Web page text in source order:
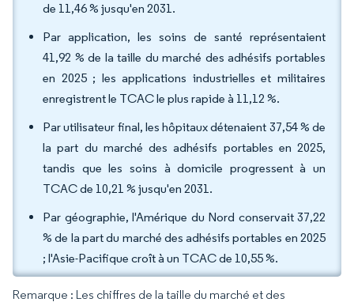
de 11,46 % jusqu'en 2031.
Par application, les soins de santé représentaient
41,92 % de la taille du marché des adhésifs portables
en 2025 ; les applications industrielles et militaires
enregistrent le TCAC le plus rapide à 11,12 %.
Par utilisateur final, les hôpitaux détenaient 37,54 % de
la part du marché des adhésifs portables en 2025,
tandis que les soins à domicile progressent à un
TCAC de 10,21 % jusqu'en 2031.
Par géographie, l'Amérique du Nord conservait 37,22
% de la part du marché des adhésifs portables en 2025
; l'Asie-Pacifique croît à un TCAC de 10,55 %.
Remarque : Les chiffres de la taille du marché et des